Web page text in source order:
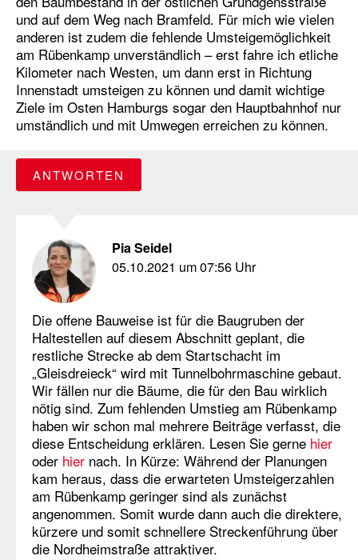
und auf dem Weg nach Bramfeld. Für mich wie vielen
anderen ist zudem die fehlende Umsteigemöglichkeit
am Rübenkamp unverständlich – erst fahre ich etliche
Kilometer nach Westen, um dann erst in Richtung
Innenstadt umsteigen zu können und damit wichtige
Ziele im Osten Hamburgs sogar den Hauptbahnhof nur
umständlich und mit Umwegen erreichen zu können.
ANTWORTEN
Pia Seidel
05.10.2021 um 07:56 Uhr
Die offene Bauweise ist für die Baugruben der
Haltestellen auf diesem Abschnitt geplant, die
restliche Strecke ab dem Startschacht im
„Gleisdreieck“ wird mit Tunnelbohrmaschine gebaut.
Wir fällen nur die Bäume, die für den Bau wirklich
nötig sind. Zum fehlenden Umstieg am Rübenkamp
haben wir schon mal mehrere Beiträge verfasst, die
diese Entscheidung erklären. Lesen Sie gerne hier
oder hier nach. In Kürze: Während der Planungen
kam heraus, dass die erwarteten Umsteigerzahlen
am Rübenkamp geringer sind als zunächst
angenommen. Somit wurde dann auch die direktere,
kürzere und somit schnellere Streckenführung über
die Nordheimstraße attraktiver.